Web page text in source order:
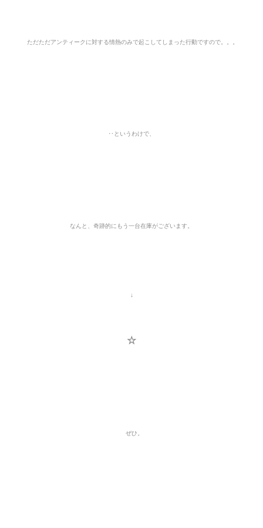
ただただアンティークに対する情熱のみで起こしてしまった行動ですので。。
‥というわけで、
なんと、奇跡的にもう一台在庫がございます。
↓
☆
ぜひ。